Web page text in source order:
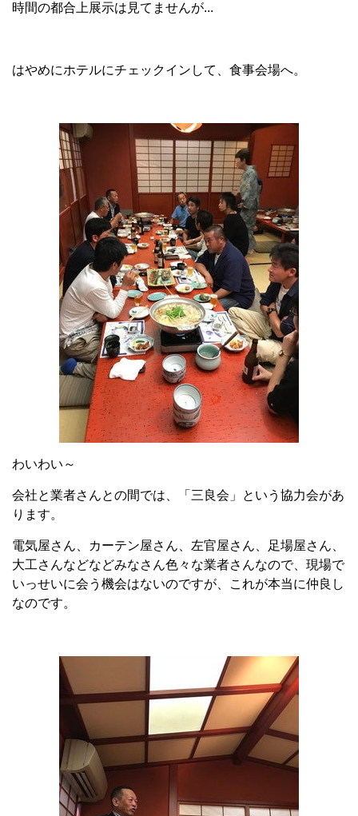
時間の都合上展示は見てませんが...
はやめにホテルにチェックインして、食事会場へ。
わいわい～
会社と業者さんとの間では、「三良会」という協力会があ
ります。
電気屋さん、カーテン屋さん、左官屋さん、足場屋さん、
大工さんなどなどみなさん色々な業者さんなので、現場で
いっせいに会う機会はないのですが、これが本当に仲良し
なのです。